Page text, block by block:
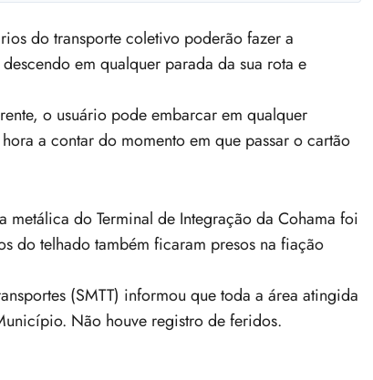
do transporte coletivo poderão fazer a
em qualquer parada da sua rota e
o usuário pode embarcar em qualquer
a contar do momento em que passar o cartão
metálica do Terminal de Integração da Cohama foi
do telhado também ficaram presos na fiação
(SMTT) informou que toda a área atingida
Não houve registro de feridos.